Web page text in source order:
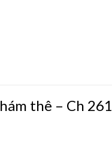
thê – Ch 261